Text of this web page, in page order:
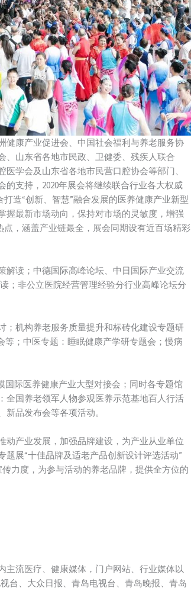
健康产业促进会、中国社会福利与养老服务协
、山东省各地市民政、卫健委、残疾人联合
学会及山东省各地市民营口腔协会等部门、
支持，2020年展会将继续联合行业各大权威
造“创新、智慧”融合发展的医养健康产业新型
握最新市场动向，保持对市场的灵敏度，增强
，涵盖产业链最全，展会同期设有近百场精彩
解读；中德国际高峰论坛、中日国际产业交流
；非公立医院经营管理经验分行业高峰论坛分
；机构养老服务质量提升和标砖化建设专题研
等；中医专题：睡眠健康产学研专题会；慢病
国际医养健康产业大型对接会；同时各专题馆
全国养老领军人物参观医养示范基地百人行活
品发布会等各项活动。
动产业发展，加强品牌建设，为产业从业单位
展“十佳品牌及适老产品创新设计评选活动”
力度，为参与活动的养老品牌，提供全方位的
主流医疗、健康媒体，门户网站、行业媒体以
台、大众日报、青岛电视台、青岛晚报、青岛